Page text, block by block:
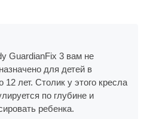
GuardianFix 3 вам не
для детей в
12 лет. Столик у этого кресла
по глубине и
ребенка.